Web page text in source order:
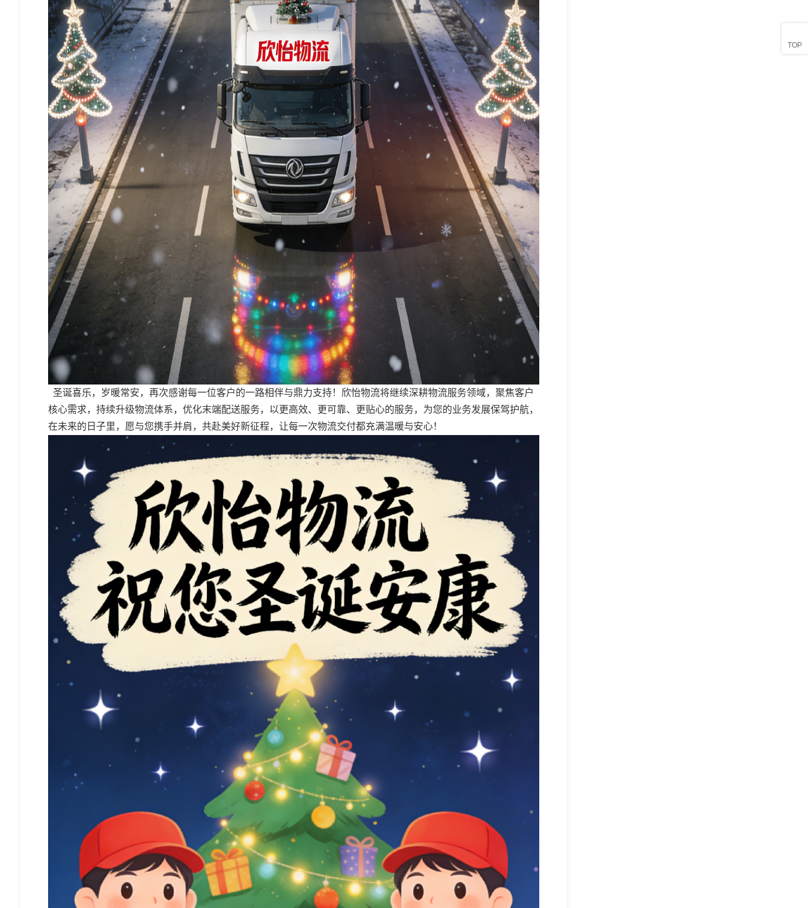
圣诞喜乐，岁暖常安，再次感谢每一位客户的一路相伴与鼎力支持！ 欣怡物流将继续深耕物流服务领域，聚焦客户
核心需求，持续升级物流体系，优化末端配送服务，以更高效、更可靠、更贴心的服务，为您的业务发展保驾护航，
在未来的日子里，愿与您携手并肩，共赴美好新征程，让每一次物流交付都充满温暖与安心！
TOP